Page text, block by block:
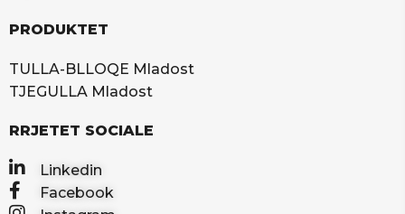
PRODUKTET
TULLA-BLLOQE Mladost
TJEGULLA Mladost
RRJETET SOCIALE
Linkedin
Facebook